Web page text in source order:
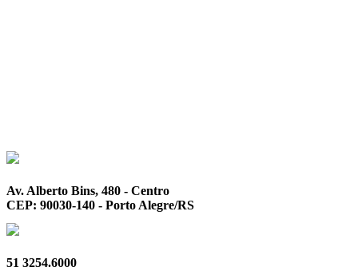
Av. Alberto Bins, 480 - Centro
CEP: 90030-140 - Porto Alegre/RS
51 3254.6000